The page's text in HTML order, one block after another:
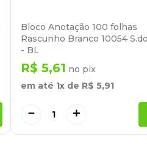
Bloco Anotação 100 folhas
Rascunho Branco 10054
- BL
R$ 5,61 no pix
em até 1x de R$ 5,91
＋
－